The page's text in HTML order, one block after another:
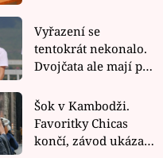
rychlé recepty
Vyřazení se
tentokrát nekonalo.
Dvojčata ale mají po
závodu nůž na krku
Šok v Kambodži.
Favoritky Chicas
končí, závod ukázal